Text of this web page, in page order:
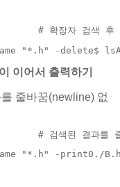
# 확장자 검색 후
"*.h" -delete$
이어서 출력하기
줄바꿈(newline) 없
검색된 결과를 줄
"*.h" -print0./